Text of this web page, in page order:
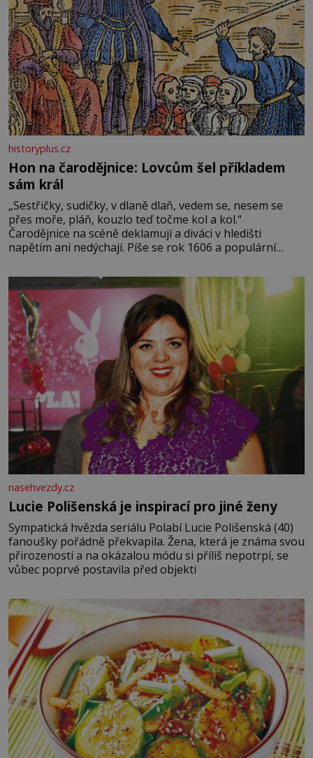
historyplus.cz
Hon na čarodějnice: Lovcům šel příkladem
sám král
„Sestřičky, sudičky, v dlaně dlaň, vedem se, nesem se
přes moře, pláň, kouzlo teď točme kol a kol.“
Čarodějnice na scéně deklamují a diváci v hledišti
napětím ani nedýchají. Píše se rok 1606 a populární
Tragédii o Macbethovi. Napsal ji pro krále Jakuba I., jenž
v roce 1603 vystřídal
nasehvezdy.cz
Lucie Polišenská je inspirací pro jiné ženy
Sympatická hvězda seriálu Polabí Lucie Polišenská (40)
fanoušky pořádně překvapila. Žena, která je známa svou
přirozeností a na okázalou módu si příliš nepotrpí, se
vůbec poprvé postavila před objekti